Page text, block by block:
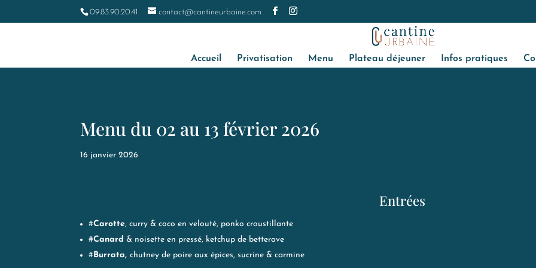
09.83.90.20.41 contact@cantineurbaine.com
Accueil Privatisation Menu Plateau déjeuner Infos pratiques
Menu du 02 au 13 février 2026
16 janvier 2026
Entrées
#Carotte, curry & coco en velouté, ponko croustillante
#Canard & noisette en pressé, ketchup de betterave
# Burrata,chutney de poire aux épices, sucrine & carmine